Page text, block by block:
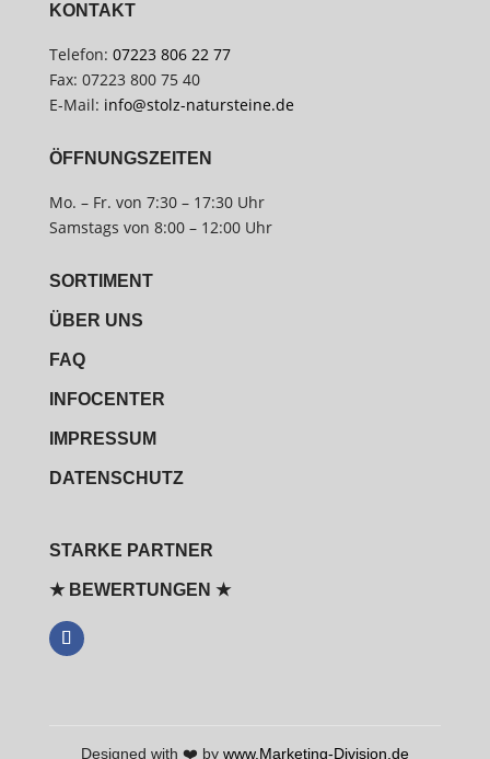
KONTAKT
Telefon: 07223 806 22 77
Fax: 07223 800 75 40
E-Mail: info@stolz-natursteine.de
ÖFFNUNGSZEITEN
Mo. – Fr. von 7:30 – 17:30 Uhr
Samstags von 8:00 – 12:00 Uhr
SORTIMENT
ÜBER UNS
FAQ
INFOCENTER
IMPRESSUM
DATENSCHUTZ
STARKE PARTNER
★ BEWERTUNGEN ★
Designed with ❤️ by www.Marketing-Division.de